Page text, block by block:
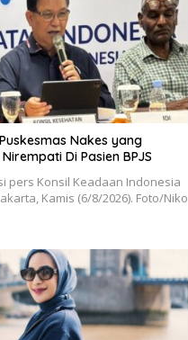
Nakes yang
Di Pasien BPJS
pers Konsil Keadaan Indonesia
Kamis (6/8/2026). Foto/Niko